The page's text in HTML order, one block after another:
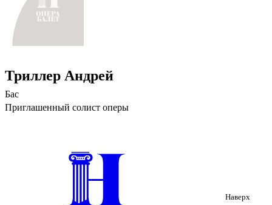
Триллер Андрей
Бас
Приглашенный солист оперы
Наверх